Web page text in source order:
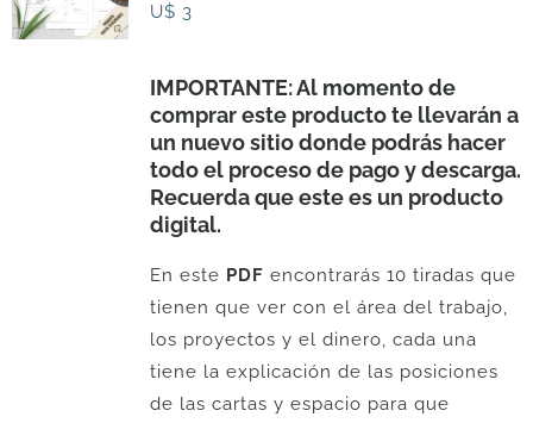
U$ 3
IMPORTANTE: Al momento de
comprar este producto te llevarán a
un nuevo sitio donde podrás hacer
todo el proceso de pago y descarga.
Recuerda que este es un producto
digital.
En este PDF encontrarás 10 tiradas que
tienen que ver con el área del trabajo,
los proyectos y el dinero, cada una
tiene la explicación de las posiciones
de las cartas y espacio para que